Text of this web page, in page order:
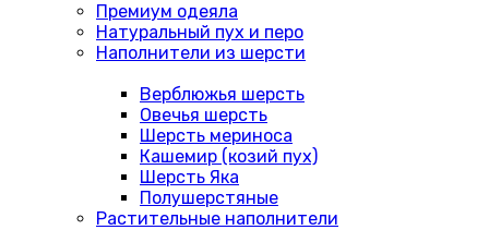
Премиум одеяла
Натуральный пух и перо
Наполнители из шерсти
Верблюжья шерсть
Овечья шерсть
Шерсть мериноса
Кашемир (козий пух)
Шерсть Яка
Полушерстяные
Растительные наполнители